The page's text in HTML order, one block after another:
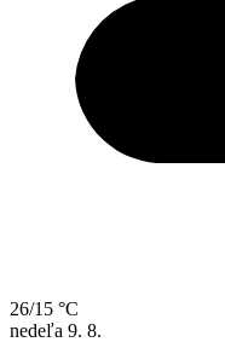
26/15 °C
nedeľa 9. 8.